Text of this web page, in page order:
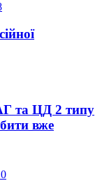
та ЦД 2 типу
вже